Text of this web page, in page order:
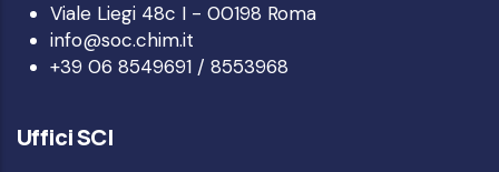
Viale Liegi 48c I - 00198 Roma
info@soc.chim.it
+39 06 8549691 / 8553968
Uffici SCI